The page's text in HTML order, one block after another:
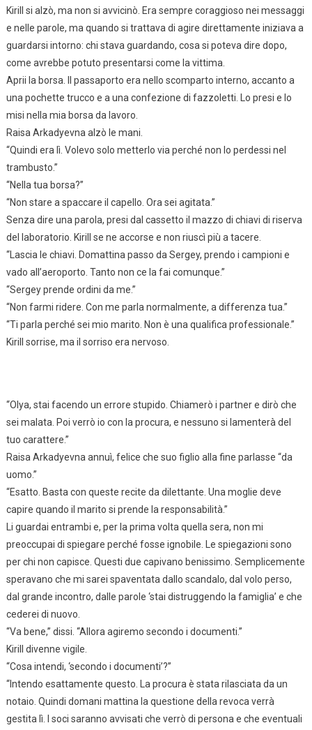
Kirill si alzò, ma non si avvicinò. Era sempre coraggioso nei messaggi
e nelle parole, ma quando si trattava di agire direttamente iniziava a
guardarsi intorno: chi stava guardando, cosa si poteva dire dopo,
come avrebbe potuto presentarsi come la vittima.
Aprii la borsa. Il passaporto era nello scomparto interno, accanto a
una pochette trucco e a una confezione di fazzoletti. Lo presi e lo
misi nella mia borsa da lavoro.
Raisa Arkadyevna alzò le mani.
“Quindi era lì. Volevo solo metterlo via perché non lo perdessi nel
trambusto.”
“Nella tua borsa?”
“Non stare a spaccare il capello. Ora sei agitata.”
Senza dire una parola, presi dal cassetto il mazzo di chiavi di riserva
del laboratorio. Kirill se ne accorse e non riuscì più a tacere.
“Lascia le chiavi. Domattina passo da Sergey, prendo i campioni e
vado all’aeroporto. Tanto non ce la fai comunque.”
“Sergey prende ordini da me.”
“Non farmi ridere. Con me parla normalmente, a differenza tua.”
“Ti parla perché sei mio marito. Non è una qualifica professionale.”
Kirill sorrise, ma il sorriso era nervoso.
“Olya, stai facendo un errore stupido. Chiamerò i partner e dirò che
sei malata. Poi verrò io con la procura, e nessuno si lamenterà del
tuo carattere.”
Raisa Arkadyevna annuì, felice che suo figlio alla fine parlasse “da
uomo.”
“Esatto. Basta con queste recite da dilettante. Una moglie deve
capire quando il marito si prende la responsabilità.”
Li guardai entrambi e, per la prima volta quella sera, non mi
preoccupai di spiegare perché fosse ignobile. Le spiegazioni sono
per chi non capisce. Questi due capivano benissimo. Semplicemente
speravano che mi sarei spaventata dallo scandalo, dal volo perso,
dal grande incontro, dalle parole ‘stai distruggendo la famiglia’ e che
cederei di nuovo.
“Va bene,” dissi. “Allora agiremo secondo i documenti.”
Kirill divenne vigile.
“Cosa intendi, ‘secondo i documenti’?”
“Intendo esattamente questo. La procura è stata rilasciata da un
notaio. Quindi domani mattina la questione della revoca verrà
gestita lì. I soci saranno avvisati che verrò di persona e che eventuali